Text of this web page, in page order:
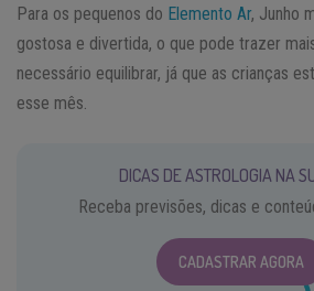
Para os pequenos do Elemento Ar, Junho
gostosa e divertida, o que pode trazer
necessário equilibrar, já que as crianças
esse mês.
DICAS DE ASTROLOGIA NA
Receba previsões, dicas e
CADASTRAR AGORA